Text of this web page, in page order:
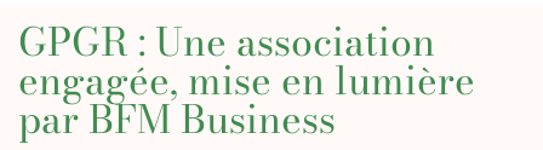
GPGR : Une association
engagée, mise en lumière
par BFM Business